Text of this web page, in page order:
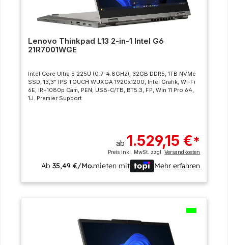
Lenovo Thinkpad L13 2-in-1 Intel G6
21R7001WGE
Intel Core Ultra 5 225U (0.7-4.8GHz), 32GB DDR5, 1TB NVMe
SSD, 13,3" IPS TOUCH WUXGA 1920x1200, Intel Grafik, Wi-Fi
6E, IR+1080p Cam, PEN, USB-C/TB, BT5.3, FP, Win 11 Pro 64,
1J. Premier Support
ab 1.529,15 €*
Preis inkl. MwSt. zzgl.Versandkosten
Ab35,49 €/Mo.mieten mit Mehr erfahren